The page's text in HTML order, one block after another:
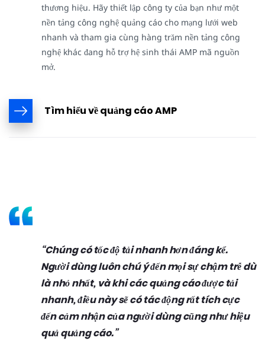
thương hiệu. Hãy thiết lập công ty của bạn như một
nền tảng công nghệ quảng cáo cho mạng lưới web
nhanh và tham gia cùng hàng trăm nền tảng công
nghệ khác đang hỗ trợ hệ sinh thái AMP mã nguồn
mở.
Tìm hiểu về quảng cáo AMP
Chúng có tốc độ tải nhanh hơn đáng kể.
Người dùng luôn chú ý đến mọi sự chậm trễ dù
là nhỏ nhất, và khi các quảng cáo được tải
nhanh, điều này sẽ có tác động rất tích cực
đến cảm nhận của người dùng cũng như hiệu
quả quảng cáo.